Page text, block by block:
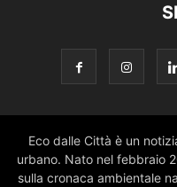
Eco dalle Città è un
urbano. Nato nel febbraio
sulla cronaca ambientale